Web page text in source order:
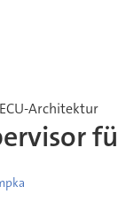
Architektur